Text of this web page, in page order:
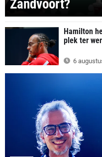
Zandvoort?
Hamilton
plek ter
6